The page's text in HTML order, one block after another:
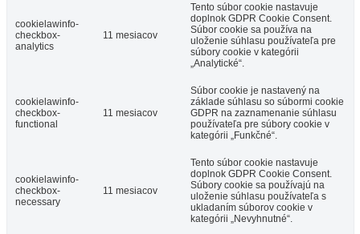
cookielawinfo-
checkbox-
analytics
11 mesiacov
Tento súbor cookie nastavuje
doplnok GDPR Cookie Consent.
Súbor cookie sa používa na
uloženie súhlasu používateľa pre
súbory cookie v kategórii
„Analytické“.
cookielawinfo-
checkbox-
functional
11 mesiacov
Súbor cookie je nastavený na
základe súhlasu so súbormi cookie
GDPR na zaznamenanie súhlasu
používateľa pre súbory cookie v
kategórii „Funkčné“.
cookielawinfo-
checkbox-
necessary
11 mesiacov
Tento súbor cookie nastavuje
doplnok GDPR Cookie Consent.
Súbory cookie sa používajú na
uloženie súhlasu používateľa s
ukladaním súborov cookie v
kategórii „Nevyhnutné“.